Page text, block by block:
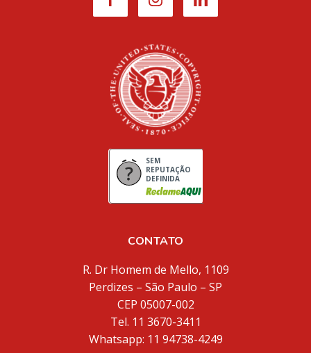
SEM
REPUTAÇÃO
DEFINIDA
CONTATO
R. Dr Homem de Mello, 1109
Perdizes – São Paulo – SP
CEP 05007-002
Tel. 11 3670-3411
Whatsapp: 11 94738-4249